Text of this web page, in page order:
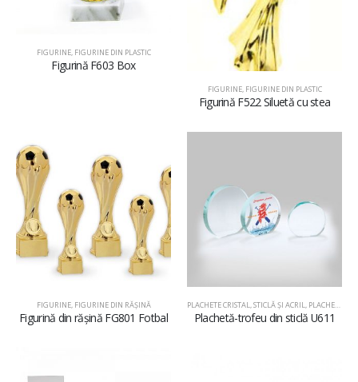
FIGURINE, FIGURINE DIN PLASTIC
Figurină F603 Box
FIGURINE, FIGURINE DIN PLASTIC
Figurină F522 Siluetă cu stea
FIGURINE, FIGURINE DIN RĂŞINĂ
Figurină din rășină FG801 Fotbal
PLACHETE CRISTAL, STICLĂ ŞI ACRIL, PLACHETE DIN STICLĂ
Plachetă-trofeu din sticlă U611